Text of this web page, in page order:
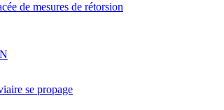
de mesures de rétorsion
se propage